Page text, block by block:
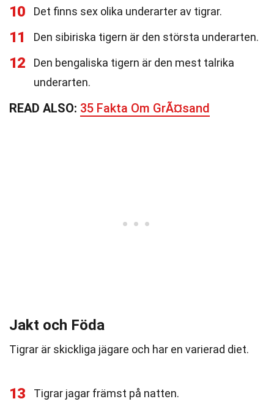
10 Det finns sex olika underarter av tigrar.
11 Den sibiriska tigern är den största underarten.
12
Den bengaliska tigern är den mest talrika
underarten.
READ ALSO: 35 Fakta Om GrÃ¤sand
Jakt och Föda
Tigrar är skickliga jägare och har en varierad diet.
13 Tigrar jagar främst på natten.